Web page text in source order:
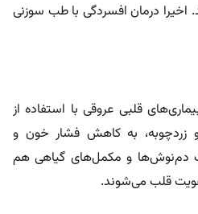
درمان افسردگی با طب سوزنی
قلبی عروقی با استفاده از
و زردچوبه، به کاهش فشار خون و
دم‌نوش‌ها و مکمل‌های گیاهی هم
قلب می‌شوند.